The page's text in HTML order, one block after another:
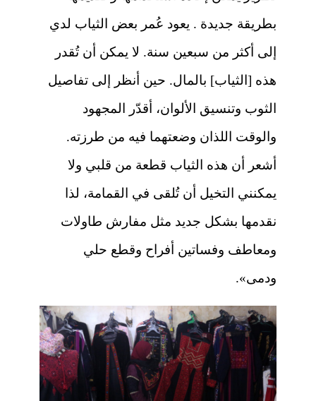
بطريقة جديدة . يعود عُمر بعض الثياب لدي
إلى أكثر من سبعين سنة. لا يمكن أن تُقدر
هذه [الثياب] بالمال. حين أنظر إلى تفاصيل
الثوب وتنسيق الألوان، أقدّر المجهود
والوقت اللذان وضعتهما فيه من طرزته.
أشعر أن هذه الثياب قطعة من قلبي ولا
يمكنني التخيل أن تُلقى في القمامة، لذا
نقدمها بشكل جديد مثل مفارش طاولات
ومعاطف وفساتين أفراح وقطع حلي
ودمى».